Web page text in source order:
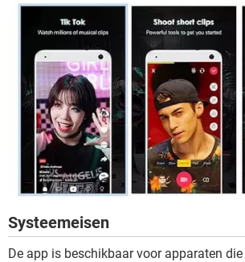
Systeemeisen
De app is beschikbaar voor apparaten die